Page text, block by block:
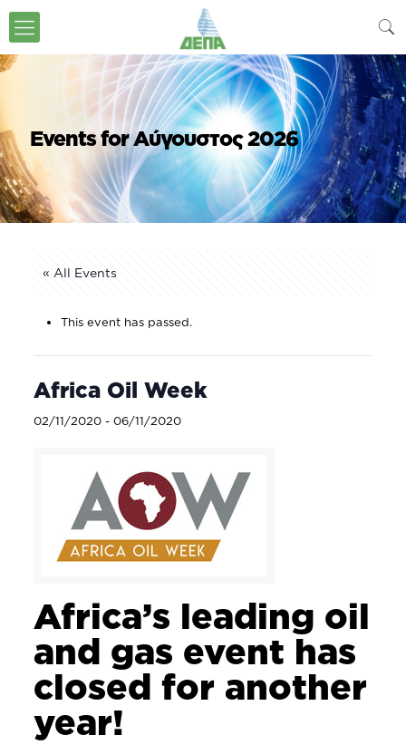
Events for Αύγουστος 2026
« All Events
This event has passed.
Africa Oil Week
02/11/2020- 06/11/2020
Africa’s leading oil
and gas event has
closed for another
year!